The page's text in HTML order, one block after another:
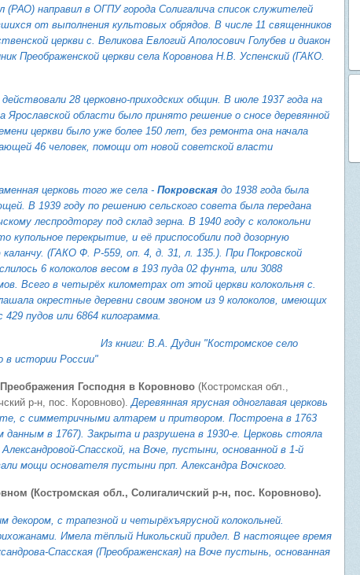
направил в ОГПУ города Солигалича список служителей
от выполнения культовых обрядов. В числе 11 священников
церкви с. Великова Евлогий Аполосович Голубев и диакон
Преображенской церкви села Коровнова Н.В. Успенский (ГАКО.
28 церковно-приходских общин. В июле 1937 года на
Ярославской области было принято решение о сносе деревянной
церкви было уже более 150 лет, без ремонта она начала
46 человек, помощи от новой советской власти
церковь того же села - Покровская до 1938 года была
В 1939 году по решению сельского совета была передана
леспродторгу под склад зерна. В 1940 году с колокольни
купольное перекрытие, и её приспособили под дозорную
(ГАКО Ф. Р-559, оп. 4, д. 31, л. 135.). При Покровской
6 колоколов весом в 193 пуда 02 фунта, или 3088
Всего в четырёх километрах от этой церкви колокольня с.
окрестные деревни своим звоном из 9 колоколов, имеющих
429 пудов или 6864 килограмма.
Из книги: В.А. Дудин "Костромское село
в истории России"
Господня в Коровново (Костромская обл.,
р-н, пос. Коровново).Деревянная ярусная одноглавая церковь
с симметричными алтарем и притвором. Построена в 1763
данным в 1767). Закрыта и разрушена в 1930-е. Церковь стояла
Спасской, на Воче, пустыни, основанной в 1-й
мощи основателя пустыни прп. Александра Вочского.
(Костромская обл., Солигаличский р-н, пос. Коровново).
декором, с трапезной и четырёхъярусной колокольней.
Имела тёплый Никольский придел. В настоящее время
Спасская (Преображенская) на Воче пустынь, основанная